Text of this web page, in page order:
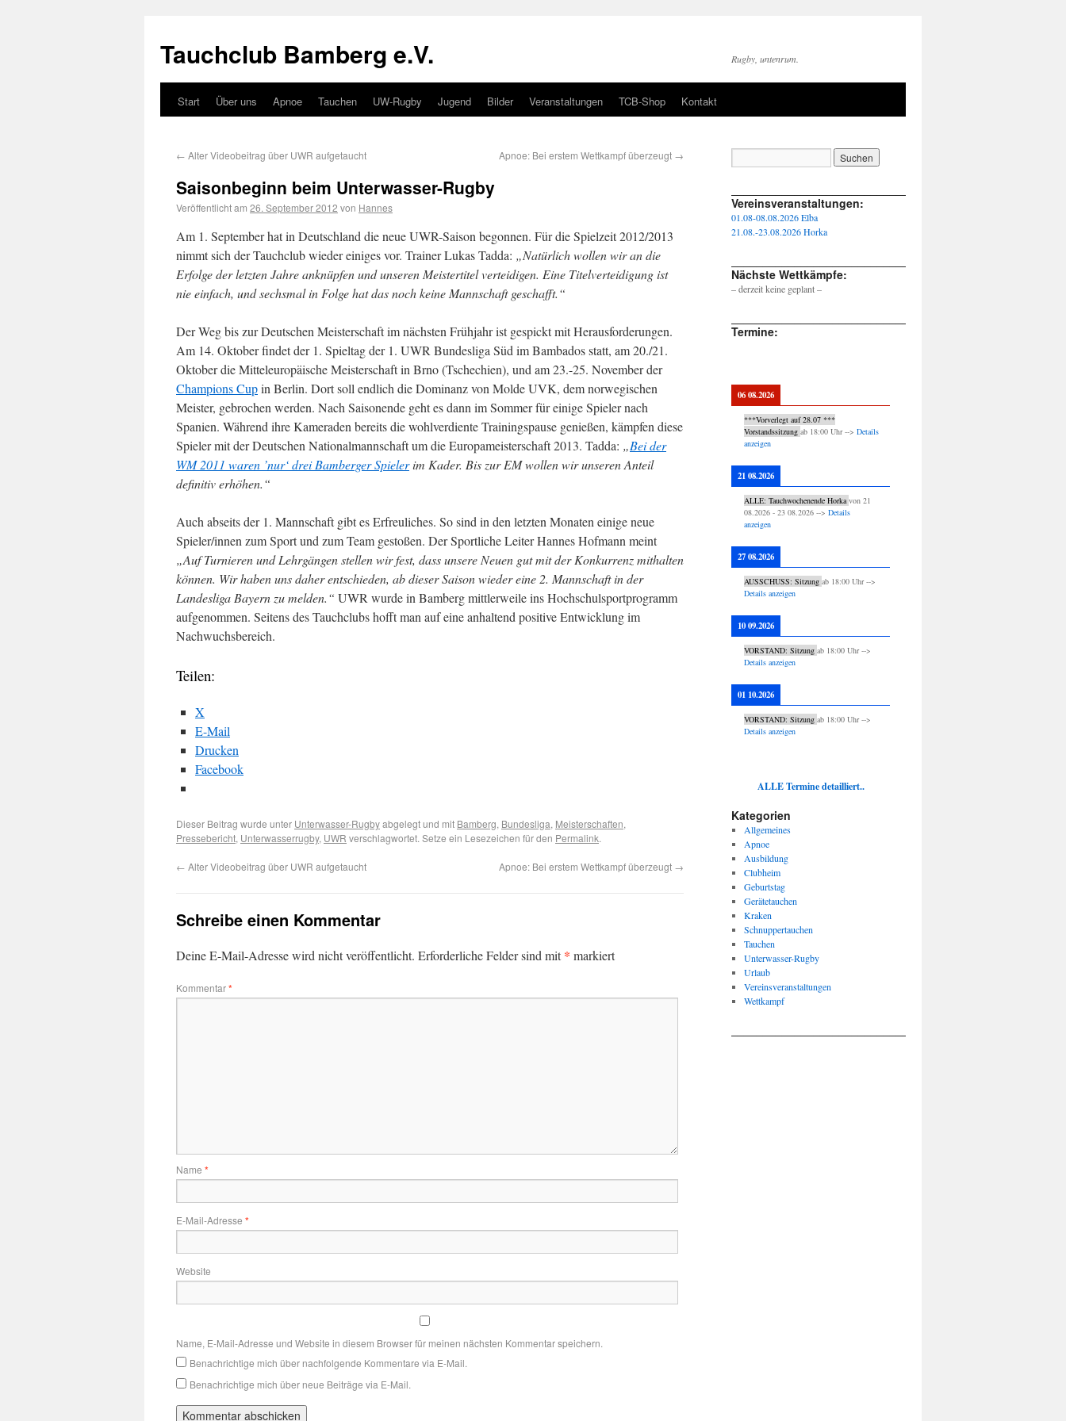
Tauchclub Bamberg e.V. Rugby, untenrum.
Start Über uns Apnoe Tauchen UW-Rugby Jugend Bilder Veranstaltungen TCB-Shop Kontakt
← Alter Videobeitrag über UWR aufgetaucht Apnoe: Bei erstem Wettkampf überzeugt →
Saisonbeginn beim Unterwasser-Rugby
Veröffentlicht am 26. September 2012 von Hannes
Am 1. September hat in Deutschland die neue UWR-Saison begonnen. Für die Spielzeit 2012/2013
nimmt sich der Tauchclub wieder einiges vor. Trainer Lukas Tadda: „Natürlich wollen wir an die
Erfolge der letzten Jahre anknüpfen und unseren Meistertitel verteidigen. Eine Titelverteidigung ist
nie einfach, und sechsmal in Folge hat das noch keine Mannschaft geschafft.“
Der Weg bis zur Deutschen Meisterschaft im nächsten Frühjahr ist gespickt mit Herausforderungen.
Am 14. Oktober findet der 1. Spieltag der 1. UWR Bundesliga Süd im Bambados statt, am 20./21.
Oktober die Mitteleuropäische Meisterschaft in Brno (Tschechien), und am 23.-25. November der
Champions Cupin Berlin. Dort soll endlich die Dominanz von Molde UVK, dem norwegischen
Meister, gebrochen werden. Nach Saisonende geht es dann im Sommer für einige Spieler nach
Spanien. Während ihre Kameraden bereits die wohlverdiente Trainingspause genießen, kämpfen diese
Spieler mit der Deutschen Nationalmannschaft um die Europameisterschaft 2013. Tadda: „Bei der
WM 2011 waren ’nur‘ drei Bamberger Spielerim Kader. Bis zur EM wollen wir unseren Anteil
definitiv erhöhen.“
Auch abseits der 1. Mannschaft gibt es Erfreuliches. So sind in den letzten Monaten einige neue
Spieler/innen zum Sport und zum Team gestoßen. Der Sportliche Leiter Hannes Hofmann meint
„Auf Turnieren und Lehrgängen stellen wir fest, dass unsere Neuen gut mit der Konkurrenz mithalten
können. Wir haben uns daher entschieden, ab dieser Saison wieder eine 2. Mannschaft in der
Landesliga Bayern zu melden.“ UWR wurde in Bamberg mittlerweile ins Hochschulsportprogramm
aufgenommen. Seitens des Tauchclubs hofft man auf eine anhaltend positive Entwicklung im
Nachwuchsbereich.
Teilen:
X
E-Mail
Drucken
Facebook
Dieser Beitrag wurde unter Unterwasser-Rugbyabgelegt und mit Bamberg, Bundesliga, Meisterschaften,
Pressebericht, Unterwasserrugby, UWR verschlagwortet. Setze ein Lesezeichen für den Permalink.
← Alter Videobeitrag über UWR aufgetaucht Apnoe: Bei erstem Wettkampf überzeugt →
Schreibe einen Kommentar
Deine E-Mail-Adresse wird nicht veröffentlicht. Erforderliche Felder sind mit* markiert
Kommentar*
Name *
E-Mail-Adresse *
Website
Name, E-Mail-Adresse und Website in diesem Browser für meinen nächsten Kommentar speichern.
Benachrichtige mich über nachfolgende Kommentare via E-Mail.
Benachrichtige mich über neue Beiträge via E-Mail.
Vereinsveranstaltungen:
01.08-08.08.2026 Elba
21.08.-23.08.2026 Horka
Nächste Wettkämpfe:
– derzeit keine geplant –
Termine:
06 08.2026
***Vorverlegt auf 28.07 ***
Vorstandssitzung ab 18:00Uhr --> Details
anzeigen
21 08.2026
ALLE: Tauchwochenende Horka von 21
08.2026- 23 08.2026--> Details
anzeigen
27 08.2026
AUSSCHUSS: Sitzung ab 18:00Uhr -->
Details anzeigen
10 09.2026
VORSTAND: Sitzung ab 18:00Uhr -->
Details anzeigen
01 10.2026
VORSTAND: Sitzung ab 18:00Uhr -->
Details anzeigen
ALLE Termine detailliert..
Kategorien
Allgemeines
Apnoe
Ausbildung
Clubheim
Geburtstag
Gerätetauchen
Kraken
Schnuppertauchen
Tauchen
Unterwasser-Rugby
Urlaub
Vereinsveranstaltungen
Wettkampf